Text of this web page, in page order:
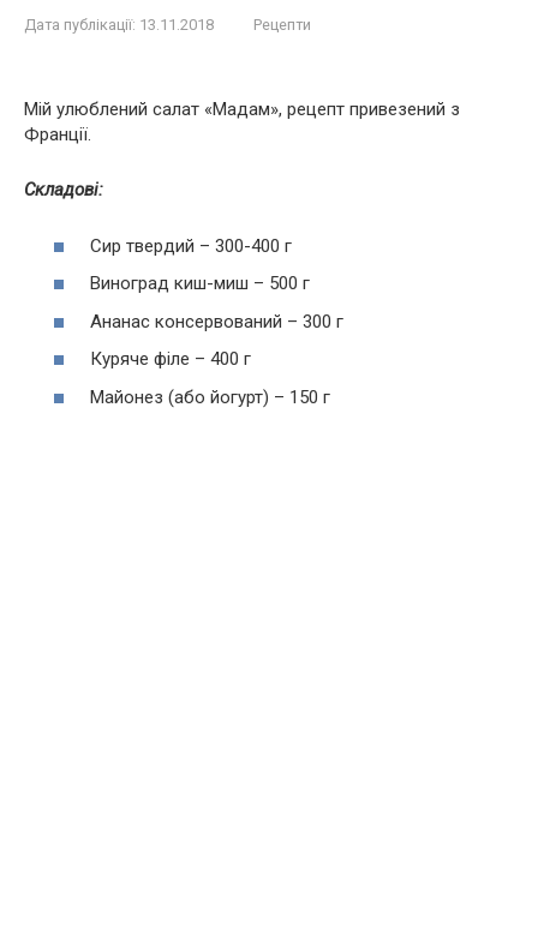
Дата публікації: 13.11.2018 Рецепти
Мій улюблений салат «Мадам», рецепт привезений з
Франції.
Складові:
Сир твердий – 300-400 г
Виноград киш-миш – 500 г
Ананас консервований – 300 г
Куряче філе – 400 г
Майонез (або йогурт) – 150 г